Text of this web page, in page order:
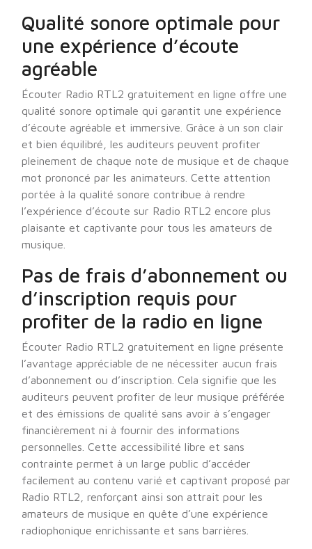
Qualité sonore optimale pour
une expérience d’écoute
agréable
Écouter Radio RTL2 gratuitement en ligne offre une
qualité sonore optimale qui garantit une expérience
d’écoute agréable et immersive. Grâce à un son clair
et bien équilibré, les auditeurs peuvent profiter
pleinement de chaque note de musique et de chaque
mot prononcé par les animateurs. Cette attention
portée à la qualité sonore contribue à rendre
l’expérience d’écoute sur Radio RTL2 encore plus
plaisante et captivante pour tous les amateurs de
musique.
Pas de frais d’abonnement ou
d’inscription requis pour
profiter de la radio en ligne
Écouter Radio RTL2 gratuitement en ligne présente
l’avantage appréciable de ne nécessiter aucun frais
d’abonnement ou d’inscription. Cela signifie que les
auditeurs peuvent profiter de leur musique préférée
et des émissions de qualité sans avoir à s’engager
financièrement ni à fournir des informations
personnelles. Cette accessibilité libre et sans
contrainte permet à un large public d’accéder
facilement au contenu varié et captivant proposé par
Radio RTL2, renforçant ainsi son attrait pour les
amateurs de musique en quête d’une expérience
radiophonique enrichissante et sans barrières.